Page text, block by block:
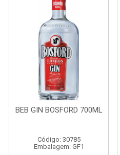
BEB GIN BOSFORD 700ML
Código: 30785
Embalagem: GF1